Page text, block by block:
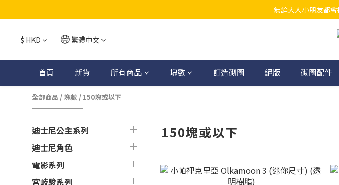
江帆
無論大人小朋友都
江帆
$ HKD 繁體中文
首頁 新貨 所有商品 塊數 訂造砌圖 絕版 砌圖配件
全部商品 /塊數 / 150塊或以下
迪士尼公主系列
迪士尼角色
電影系列
宮岐駿系列
150塊或以下